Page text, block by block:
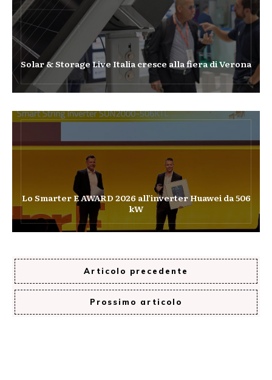
Solar & Storage Live Italia cresce alla fiera di Verona
Lo Smarter E AWARD 2026 all’inverter Huawei da 506
kW
Articolo precedente
Prossimo articolo